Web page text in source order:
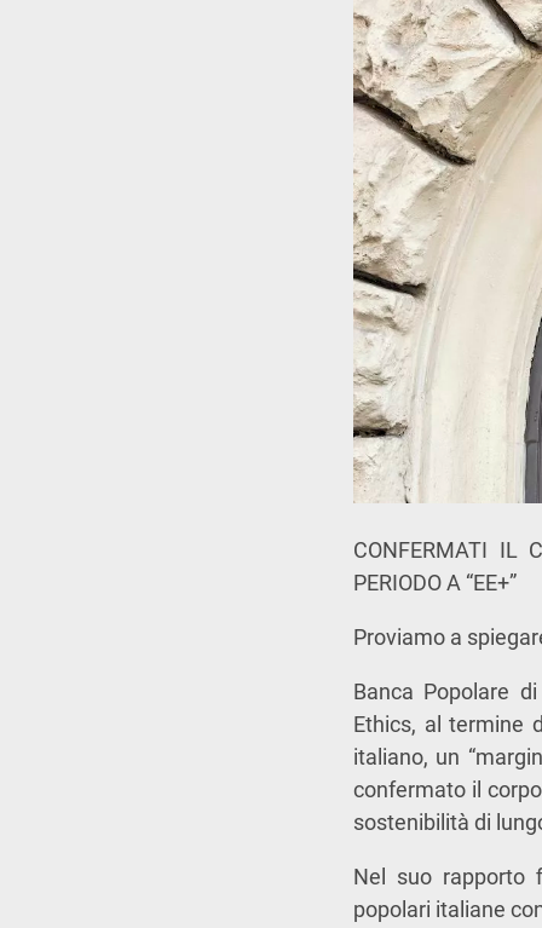
CONFERMATI IL
PERIODO A “EE+”
Proviamo a
Banca Popolare
Ethics, al termine
italiano, un
confermato il
sostenibilità di
Nel suo rapporto
popolari italiane